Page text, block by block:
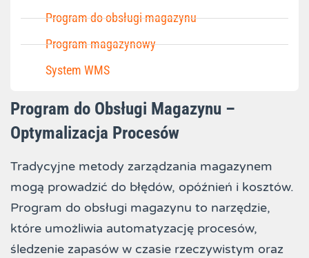
Program do obsługi magazynu
Program magazynowy
System WMS
Program do Obsługi Magazynu –
Optymalizacja Procesów
Tradycyjne metody zarządzania magazynem
mogą prowadzić do błędów, opóźnień i kosztów.
Program do obsługi magazynu to narzędzie,
które umożliwia automatyzację procesów,
śledzenie zapasów w czasie rzeczywistym oraz